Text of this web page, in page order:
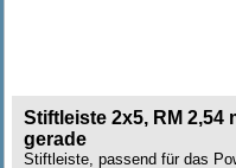
Stiftleiste 2x5, RM 2,54
gerade
Stiftleiste, passend für das